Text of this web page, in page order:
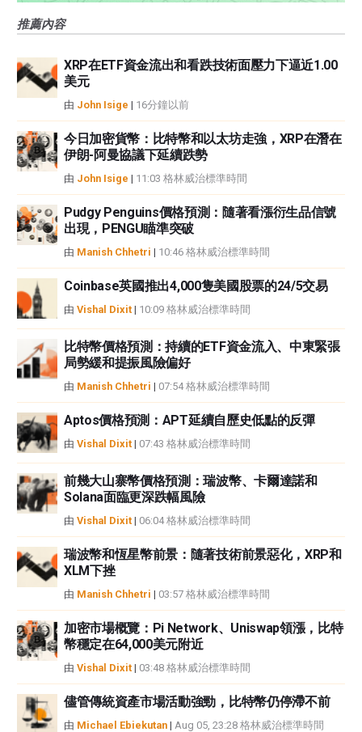
FXStreet和作者不提供個性化的建議。作者對該資訊的準確性、完整性或適用
性不作任何陳述。FXStreet和作者將不承擔任何錯誤，遺漏或任何損失，傷害
FXStreet並非註冊投資顧問，本文內容無意提供任何投資建議。
推薦內容
XRP在ETF資金流出和看跌技術面壓力下逼近1.00
美元
由 John Isige | 16分鐘以前
今日加密貨幣：比特幣和以太坊走強，XRP在潛在
伊朗-阿曼協議下延續跌勢
由 John Isige | 11:03 格林威治標準時間
Pudgy Penguins價格預測：隨著看漲衍生品信號
出現，PENGU瞄準突破
由 Manish Chhetri | 10:46 格林威治標準時間
Coinbase英國推出4,000隻美國股票的24/5交易
由 Vishal Dixit | 10:09 格林威治標準時間
比特幣價格預測：持續的ETF資金流入、中東緊張
局勢緩和提振風險偏好
由 Manish Chhetri | 07:54 格林威治標準時間
Aptos價格預測：APT延續自歷史低點的反彈
由 Vishal Dixit | 07:43 格林威治標準時間
前幾大山寨幣價格預測：瑞波幣、卡爾達諾和
Solana面臨更深跌幅風險
由 Vishal Dixit | 06:04 格林威治標準時間
瑞波幣和恆星幣前景：隨著技術前景惡化，XRP和
XLM下挫
由 Manish Chhetri | 03:57 格林威治標準時間
加密市場概覽：Pi Network、Uniswap領漲，比特
幣穩定在64,000美元附近
由 Vishal Dixit | 03:48 格林威治標準時間
儘管傳統資產市場活動強勁，比特幣仍停滯不前
由 Michael Ebiekutan | Aug 05, 23:28 格林威治標準時間